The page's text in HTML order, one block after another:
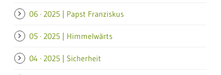
06 · 2025 | Papst Franziskus
05 · 2025 | Himmelwärts
04 · 2025 | Sicherheit